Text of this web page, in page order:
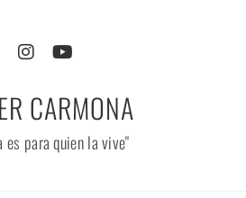
CARMONA
es para quien la vive"